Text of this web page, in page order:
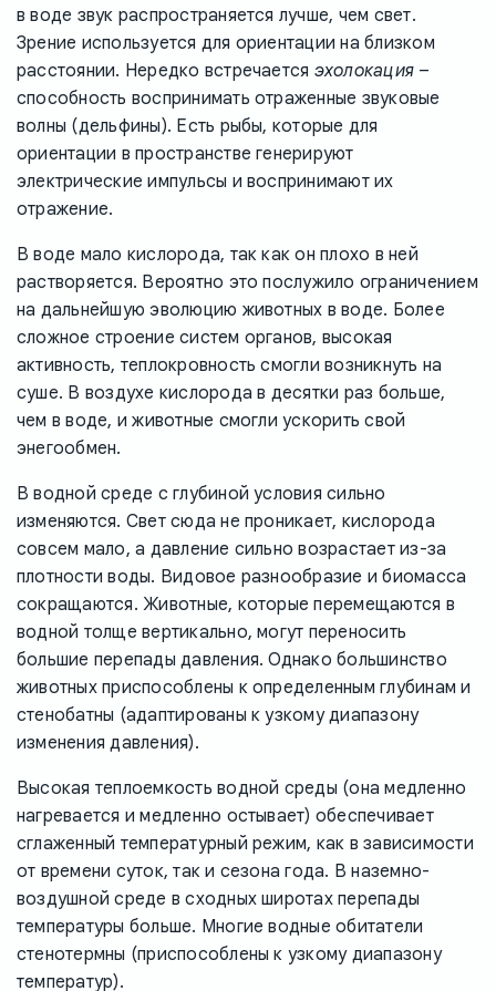
в воде звук распространяется лучше, чем свет.
Зрение используется для ориентации на близком
расстоянии. Нередко встречается эхолокация –
способность воспринимать отраженные звуковые
волны (дельфины). Есть рыбы, которые для
ориентации в пространстве генерируют
электрические импульсы и воспринимают их
отражение.
В воде мало кислорода, так как он плохо в ней
растворяется. Вероятно это послужило ограничением
на дальнейшую эволюцию животных в воде. Более
сложное строение систем органов, высокая
активность, теплокровность смогли возникнуть на
суше. В воздухе кислорода в десятки раз больше,
чем в воде, и животные смогли ускорить свой
энегообмен.
В водной среде с глубиной условия сильно
изменяются. Свет сюда не проникает, кислорода
совсем мало, а давление сильно возрастает из-за
плотности воды. Видовое разнообразие и биомасса
сокращаются. Животные, которые перемещаются в
водной толще вертикально, могут переносить
большие перепады давления. Однако большинство
животных приспособлены к определенным глубинам и
стенобатны (адаптированы к узкому диапазону
изменения давления).
Высокая теплоемкость водной среды (она медленно
нагревается и медленно остывает) обеспечивает
сглаженный температурный режим, как в зависимости
от времени суток, так и сезона года. В наземно-
воздушной среде в сходных широтах перепады
температуры больше. Многие водные обитатели
стенотермны (приспособлены к узкому диапазону
температур).